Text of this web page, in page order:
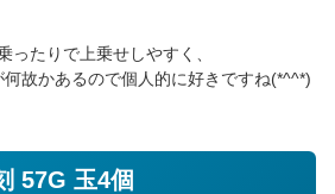
ったりで上乗せしやすく、
故かあるので個人的に好きですね(*^^*)
57G 玉4個